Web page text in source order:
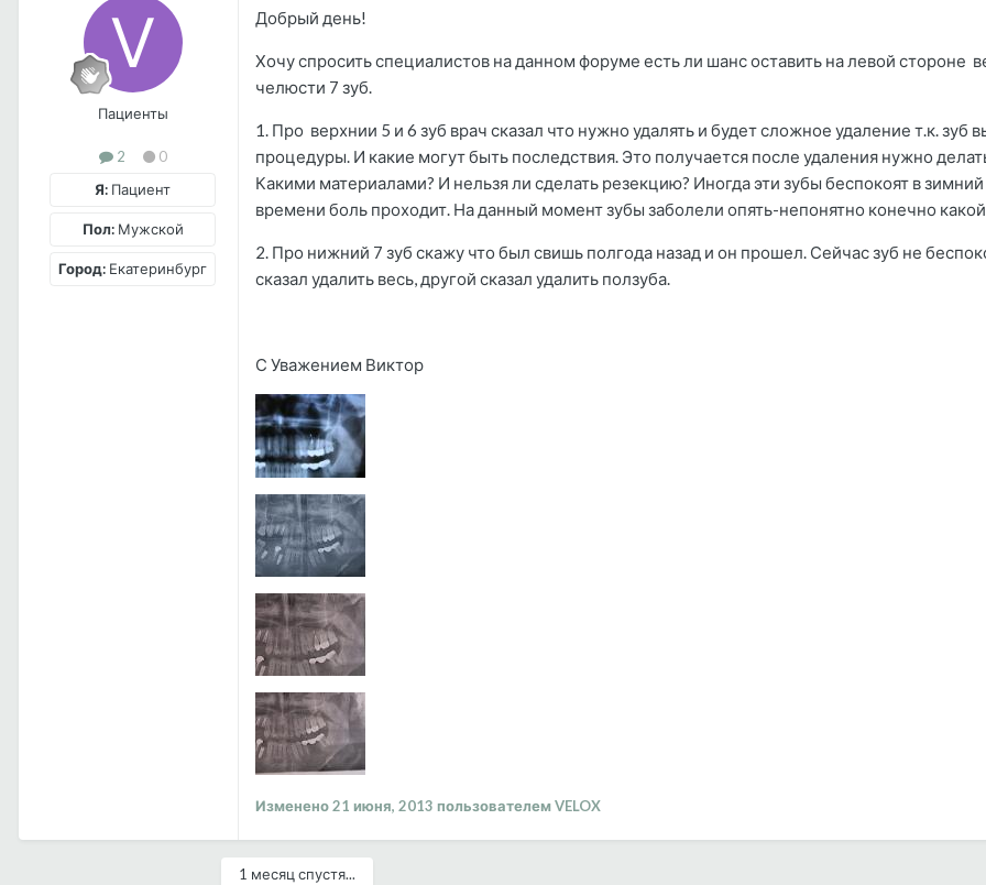
Пациенты
2
0
Я: Пациент
Пол:Мужской
Город: Екатеринбург
Добрый день!
Хочу спросить специалистов на данном форуме есть ли шанс оставить на левой стороне
челюсти 7 зуб.
1. Про верхнии 5 и 6 зуб врач сказал что нужно удалять и будет сложное удаление т.к. зуб
процедуры. И какие могут быть последствия. Это получается после удаления нужно
Какими материалами? И нельзя ли сделать резекцию? Иногда эти зубы беспокоят в
времени боль проходит. На данный момент зубы заболели опять-непонятно конечно
2. Про нижний 7 зуб скажу что был свишь полгода назад и он прошел. Сейчас зуб не
сказал удалить весь, другой сказал удалить ползуба.
С Уважением Виктор
Изменено21 июня, 2013 пользователем VELOX
1 месяц спустя...